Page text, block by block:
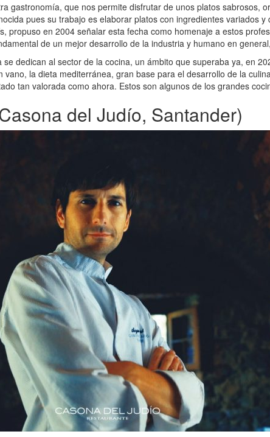
gastronomía, que nos permite disfrutar de unos platos sabrosos,
pues su trabajo es elaborar platos con ingredientes variados
propuso en 2004 señalar esta fecha como homenaje a estos
de un mejor desarrollo de la industria y humano en
dedican al sector de la cocina, un ámbito que superaba ya, en
la dieta mediterránea, gran base para el desarrollo de la
tan valorada como ahora. Estos son algunos de los grandes
del Judío, Santander)